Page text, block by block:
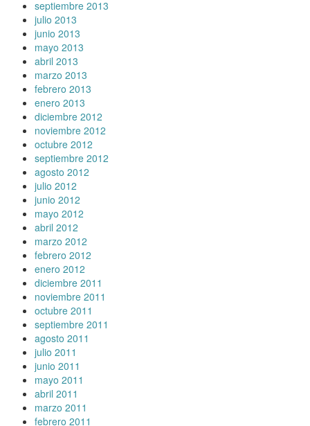
septiembre 2013
julio 2013
junio 2013
mayo 2013
abril 2013
marzo 2013
febrero 2013
enero 2013
diciembre 2012
noviembre 2012
octubre 2012
septiembre 2012
agosto 2012
julio 2012
junio 2012
mayo 2012
abril 2012
marzo 2012
febrero 2012
enero 2012
diciembre 2011
noviembre 2011
octubre 2011
septiembre 2011
agosto 2011
julio 2011
junio 2011
mayo 2011
abril 2011
marzo 2011
febrero 2011